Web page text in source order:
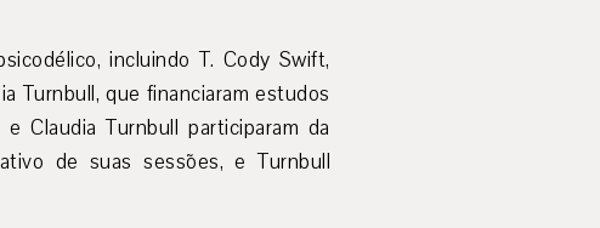
incluindo T. Cody Swift,
Turnbull, que financiaram estudos
Claudia Turnbull participaram da
de suas sessões, e Turnbull